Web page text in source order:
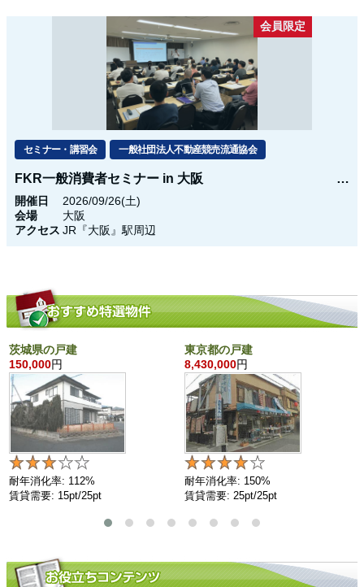
会員限定
セミナー・講習会 一般社団法人不動産競売流通協会
FKR一般消費者セミナー in 大阪
開催日
2026/09/26(土)
会場
大阪
アクセス JR『大阪』駅周辺
茨城県の戸建
150,000円
耐年消化率: 112%
賃貸需要: 15pt/25pt
東京都の戸建
8,430,000円
耐年消化率: 150%
賃貸需要: 25pt/25pt